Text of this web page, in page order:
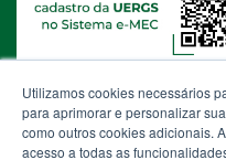
Utilizamos cookies necessários
para aprimorar e personalizar
como outros cookies adicionais.
acesso a todas as